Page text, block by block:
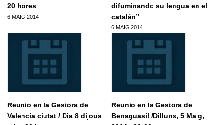
20 hores
6 MAIG 2014
difuminando su lengua en el
catalán”
6 MAIG 2014
Reunio en la Gestora de
Valencia ciutat / Dia 8 dijous
Reunio en la Gestora de
Benaguasil /Dilluns, 5 Maig,